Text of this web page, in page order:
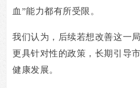
血 ”能力都有所受限。
我们认为，后续若想改善这一
更具针对性的政策，长期引导
健康发展。